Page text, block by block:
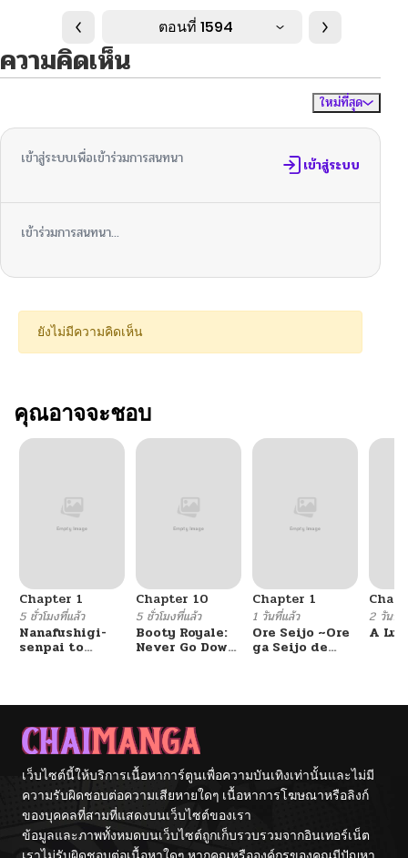
ตอนที่ 1594
ความคิดเห็น
ใหม่ที่สุด
เข้าสู่ระบบเพื่อเข้าร่วมการสนทนา เข้าสู่ระบบ
เข้าร่วมการสนทนา...
ยังไม่มีความคิดเห็น
คุณอาจจะชอบ
Chapter 1
5 ชั่วโมงที่แล้ว
Nanafushigi-
senpai to
Chapter 10
5 ชั่วโมงที่แล้ว
Booty Royale:
Never Go Down
Chapter 1
1 วันที่แล้ว
Ore Seijo ~Ore
ga Seijo de
Game Kanzen
2 วันที่แ
A
เว็บไซต์นี้ให้บริการเนื้อหาการ์ตูนเพื่อความบันเทิงเท่านั้นและไม่มี
ความรับผิดชอบต่อความเสียหายใดๆ เนื้อหาการโฆษณาหรือลิงก์
ของบุคคลที่สามที่แสดงบนเว็บไซต์ของเรา
ข้อมูลและภาพทั้งหมดบนเว็บไซต์ถูกเก็บรวบรวมจากอินเทอร์เน็ต